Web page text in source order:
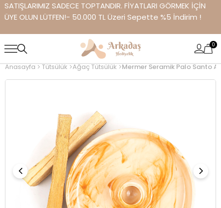
SATIŞLARIMIZ SADECE TOPTANDIR. FİYATLARI GÖRMEK İÇİN
ÜYE OLUN LÜTFEN!- 50.000 TL Üzeri Sepette %5 İndirim !
0
Anasayfa Tütsülük Ağaç Tütsülük Mermer Seramik Palo Santo